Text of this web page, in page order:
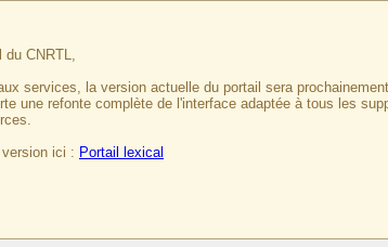
du CNRTL,
services, la version actuelle du portail sera
une refonte complète de l'interface adaptée à tous les
ici : Portail lexical